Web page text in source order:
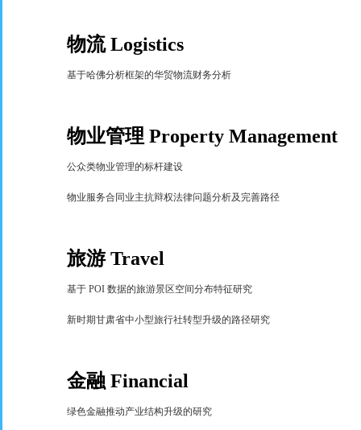
物流Logistics
基于哈佛分析框架的华贸物流财务分析
物业管理 Property Management
公众类物业管理的标杆建设
物业服务合同业主抗辩权法律问题分析及完善路径
旅游Travel
基于 POI数据的旅游景区空间分布特征研究
新时期甘肃省中小型旅行社转型升级的路径研究
金融Financial
绿色金融推动产业结构升级的研究